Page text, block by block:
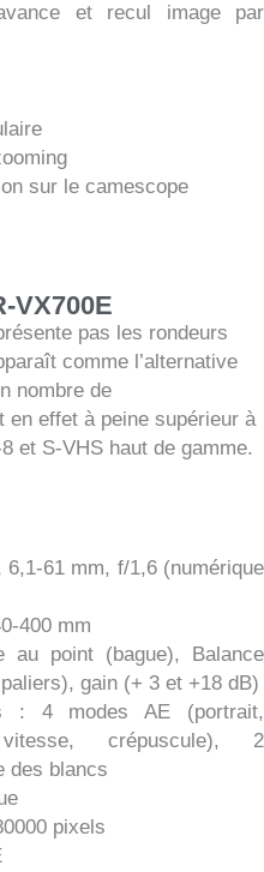
et recul image par
sur le camescope
VX700E
pas les rondeurs
comme l’alternative
nombre de
effet à peine supérieur à
et S-VHS haut de gamme.
6,1-61 mm, f/1,6 (numérique
400 mm
au point (bague), Balance
gain (+ 3 et +18 dB)
: 4 modes AE (portrait,
crépuscule), 2
des blancs
pixels